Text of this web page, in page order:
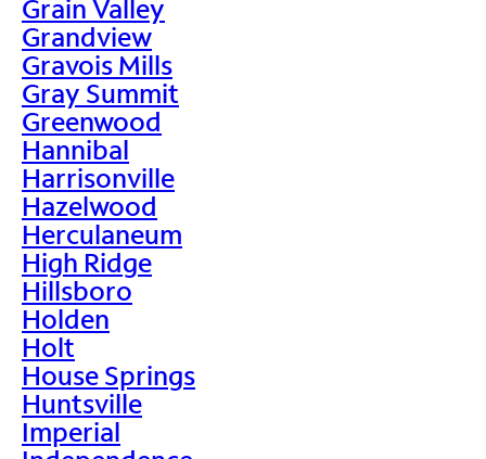
Grain Valley
Grandview
Gravois Mills
Gray Summit
Greenwood
Hannibal
Harrisonville
Hazelwood
Herculaneum
High Ridge
Hillsboro
Holden
Holt
House Springs
Huntsville
Imperial